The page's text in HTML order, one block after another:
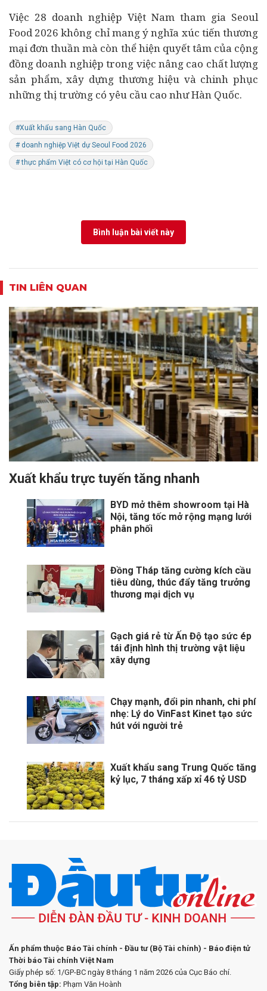
Việc 28 doanh nghiệp Việt Nam tham gia Seoul
Food 2026 không chỉ mang ý nghĩa xúc tiến thương
mại đơn thuần mà còn thể hiện quyết tâm của cộng
đồng doanh nghiệp trong việc nâng cao chất lượng
sản phẩm, xây dựng thương hiệu và chinh phục
những thị trường có yêu cầu cao như Hàn Quốc.
#Xuất khẩu sang Hàn Quốc
# doanh nghiệp Việt dự Seoul Food 2026
# thực phẩm Việt có cơ hội tại Hàn Quốc
Bình luận bài viết này
TIN LIÊN QUAN
Xuất khẩu trực tuyến tăng nhanh
BYD mở thêm showroom tại Hà
Nội, tăng tốc mở rộng mạng lưới
phân phối
Đồng Tháp tăng cường kích cầu
tiêu dùng, thúc đẩy tăng trưởng
thương mại dịch vụ
Gạch giá rẻ từ Ấn Độ tạo sức ép
tái định hình thị trường vật liệu
xây dựng
Chạy mạnh, đổi pin nhanh, chi phí
nhẹ: Lý do VinFast Kinet tạo sức
hút với người trẻ
Xuất khẩu sang Trung Quốc tăng
kỷ lục, 7 tháng xấp xỉ 46 tỷ USD
Ấn phẩm thuộc Báo Tài chính - Đầu tư (Bộ Tài chính) - Báo điện tử
Thời báo Tài chính Việt Nam
Giấy phép số: 1/GP-BC ngày 8 tháng 1 năm 2026 của Cục Báo chí.
Tổng biên tập: Phạm Văn Hoành